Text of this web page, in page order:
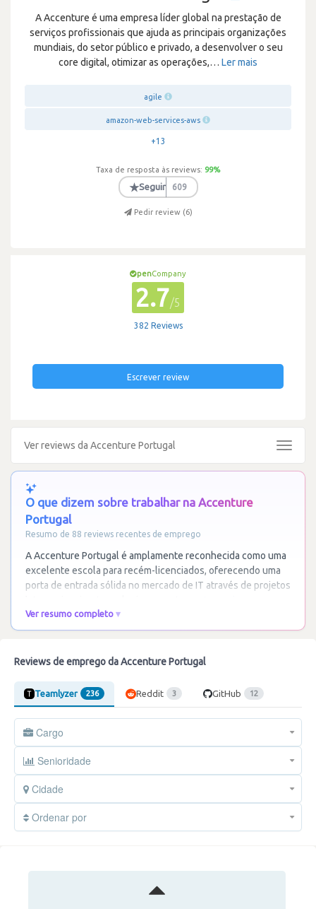
A Accenture é uma empresa líder global na prestação de
serviços profissionais que ajuda as principais organizações
mundiais, do setor público e privado, a desenvolver o seu
core digital, otimizar as operações,… Ler mais
agile
amazon-web-services-aws
+13
Taxa de resposta às reviews: 99%
★Seguir 609
Pedir review (6)
penCompany
2.7/5
382 Reviews
Escrever review
Ver reviews da Accenture Portugal
Toggle
O que dizem sobre trabalhar na Accenture
Portugal
Resumo de 88 reviews recentes de emprego
A Accenture Portugal é amplamente reconhecida como uma
excelente escola para recém-licenciados, oferecendo uma
porta de entrada sólida no mercado de IT através de projetos
Ver resumo completo
Reviews de emprego da Accenture Portugal
Teamlyzer 236 Reddit 3 GitHub 12
Cargo
Senioridade
Cidade
Ordenar por